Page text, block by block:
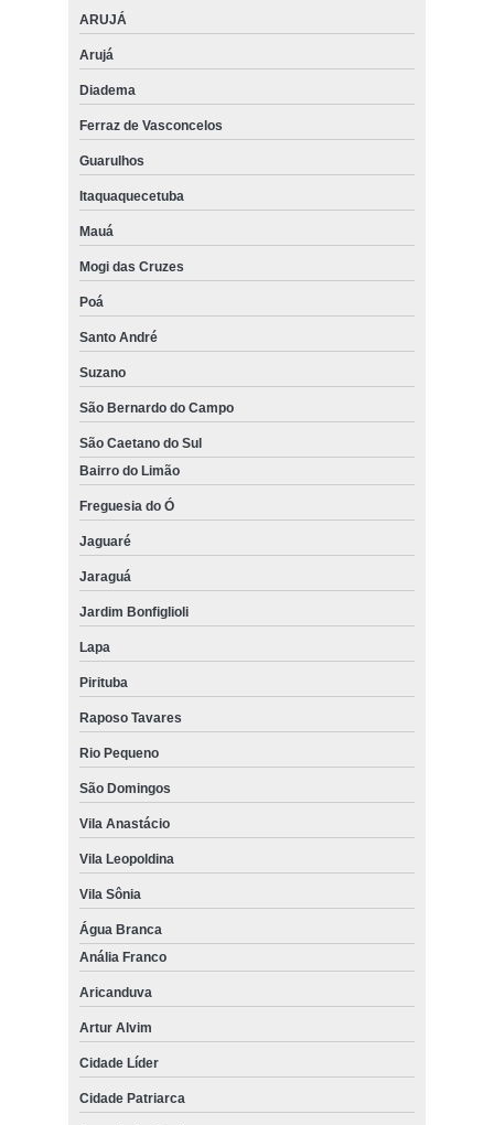
ARUJÁ
Arujá
Diadema
Ferraz de Vasconcelos
Guarulhos
Itaquaquecetuba
Mauá
Mogi das Cruzes
Poá
Santo André
Suzano
São Bernardo do Campo
São Caetano do Sul
Bairro do Limão
Freguesia do Ó
Jaguaré
Jaraguá
Jardim Bonfiglioli
Lapa
Pirituba
Raposo Tavares
Rio Pequeno
São Domingos
Vila Anastácio
Vila Leopoldina
Vila Sônia
Água Branca
Anália Franco
Aricanduva
Artur Alvim
Cidade Líder
Cidade Patriarca